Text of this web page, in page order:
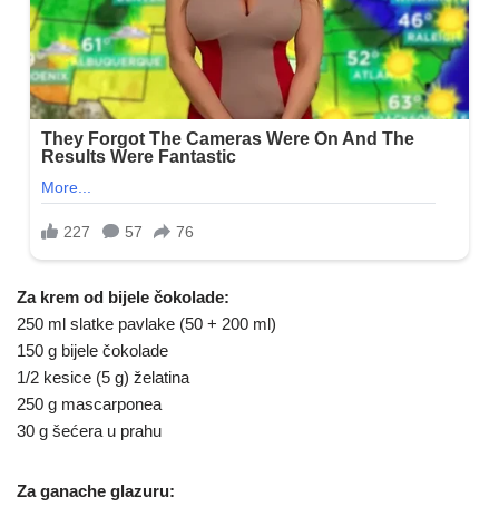
Za krem od bijele čokolade:
250 ml slatke pavlake (50 + 200 ml)
150 g bijele čokolade
1/2 kesice (5 g) želatina
250 g mascarponea
30 g šećera u prahu
Za ganache glazuru: